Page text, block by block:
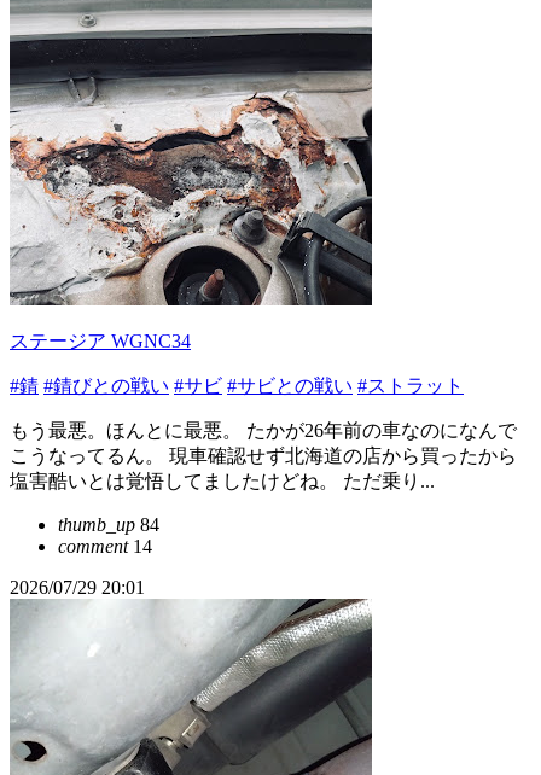
ステージア WGNC34
#錆 #錆びとの戦い #サビ #サビとの戦い #ストラット
もう最悪。ほんとに最悪。 たかが26年前の車なのになんで
こうなってるん。 現車確認せず北海道の店から買ったから
塩害酷いとは覚悟してましたけどね。 ただ乗り...
thumb_up 84
comment14
2026/07/29 20:01